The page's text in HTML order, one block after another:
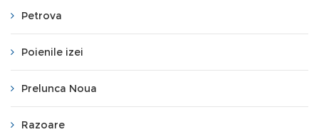
Petrova
Poienile izei
Prelunca Noua
Razoare